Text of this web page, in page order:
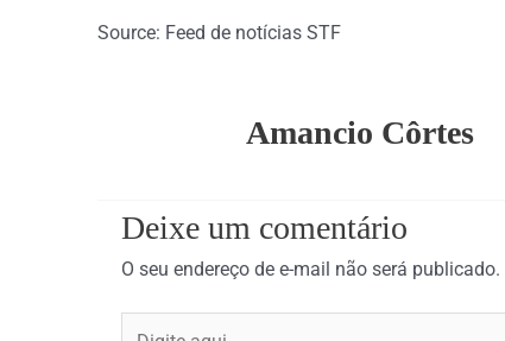
Source: Feed de notícias STF
Amancio Côrtes
Deixe um comentário
O seu endereço de e-mail não será publicado.